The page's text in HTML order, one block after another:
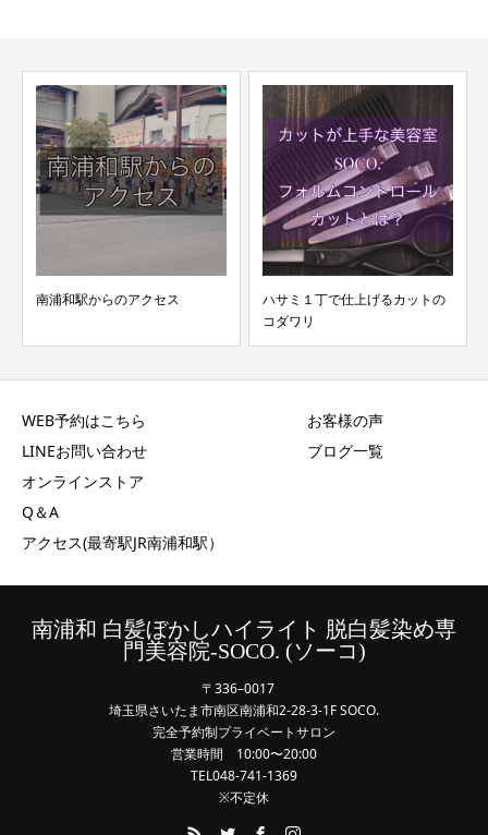
南浦和駅からのアクセス
ハサミ１丁で仕上げるカットの
コダワリ
WEB予約はこちら
LINEお問い合わせ
オンラインストア
Q＆A
アクセス(最寄駅JR南浦和駅）
お客様の声
ブログ一覧
南浦和 白髪ぼかしハイライト 脱白髪染め専
門美容院-SOCO. (ソーコ)
〒336–0017
埼玉県さいたま市南区南浦和2-28-3-1F SOCO.
完全予約制プライベートサロン
営業時間 10:00〜20:00
TEL048-741-1369
※不定休